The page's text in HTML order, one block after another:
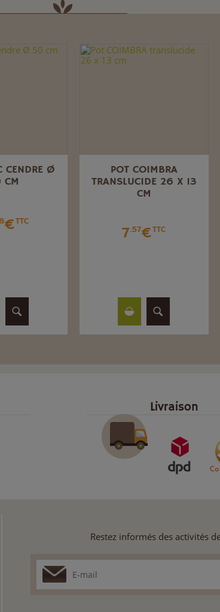
Ø
TTC
POT COIMBRA
TRANSLUCIDE 26 X 13
CM
.57€TTC
Livraison
Restez informés des activités